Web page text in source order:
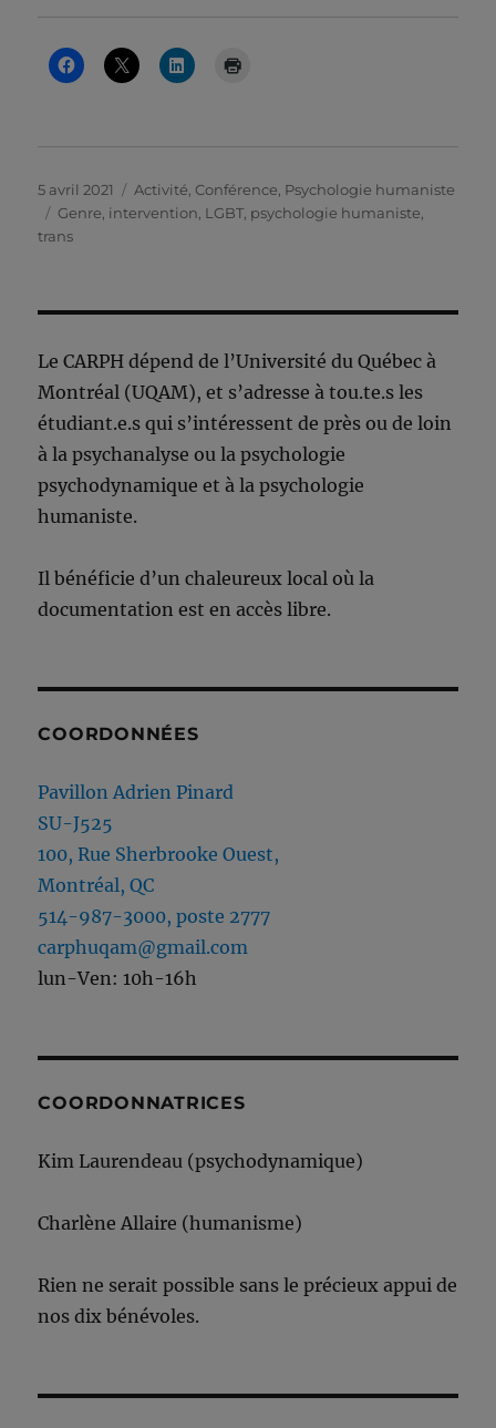
Publié
le
5 avril 2021 Catégories
Activité Conférence Psychologie humaniste
Étiquettes
Genre intervention LGBT psychologie humaniste
trans
Le CARPH dépend de l’Université du Québec à
Montréal (UQAM), et s’adresse à tou.te.s les
étudiant.e.s qui s’intéressent de près ou de loin
à la psychanalyse ou la psychologie
psychodynamique et à la psychologie
humaniste.
Il bénéficie d’un chaleureux local où la
documentation est en accès libre.
COORDONNÉES
Pavillon Adrien Pinard
SU-J525
100, Rue Sherbrooke Ouest,
Montréal, QC
514-987-3000, poste 2777
carphuqam@gmail.com
lun-Ven: 10h-16h
COORDONNATRICES
Kim Laurendeau (psychodynamique)
Charlène Allaire (humanisme)
Rien ne serait possible sans le précieux appui de
nos dix bénévoles.